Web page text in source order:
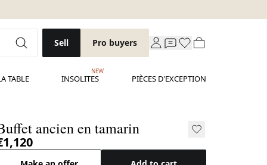
Sell Pro buyers
TABLE INSOLITES
NEW
PIÈCES D'EXCEPTION
ancien en tamarin